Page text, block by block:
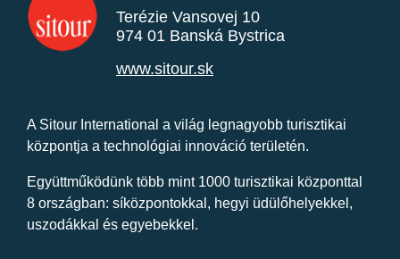
Terézie Vansovej 10
974 01 Banská Bystrica
www.sitour.sk
A Sitour International a világ legnagyobb turisztikai
központja a technológiai innováció területén.
Együttműködünk több mint 1000 turisztikai központtal
8 országban: síközpontokkal, hegyi üdülőhelyekkel,
uszodákkal és egyebekkel.